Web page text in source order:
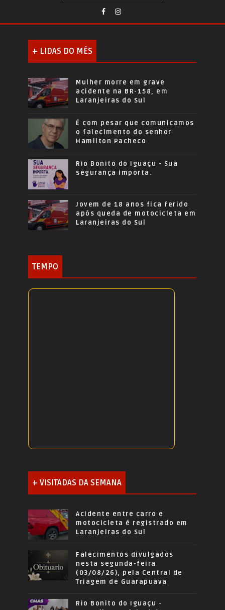
+ LIDAS DO MÊS
Mulher morre em grave
acidente na BR-158, em
Laranjeiras do Sul
É com pesar que comunicamos
o falecimento do senhor
Hamilton Pacheco
Rio Bonito do Iguaçu - Sua
segurança importa.
Jovem de 18 anos fica ferido
após queda de motocicleta em
Laranjeiras do Sul
TEMPO
+ VISITADAS DA SEMANA
Acidente entre carro e
motocicleta é registrado em
Laranjeiras do Sul
Falecimentos divulgados
nesta segunda-feira
(03/08/26), pela Central de
Triagem de Guarapuava
Rio Bonito do Iguaçu -